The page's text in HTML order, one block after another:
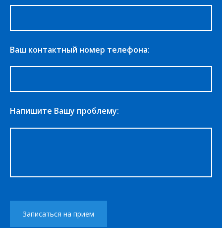
Ваш контактный номер телефона:
Напишите Вашу проблему: